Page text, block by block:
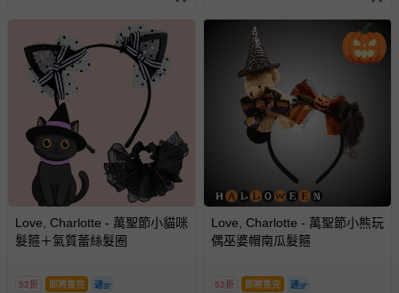
商品如因「價格、組合」等錯誤原因，導致無法安排出貨，
會主動以簡訊及mail通知訂單取消事宜，並將提供適當補
償。
Love, Charlotte - 萬聖節小貓咪
髮箍＋氣質蕾絲髮圈
52折 即將售完
Love, Charlotte - 萬聖節小熊玩
偶巫婆帽南瓜髮箍
52折 即將售完